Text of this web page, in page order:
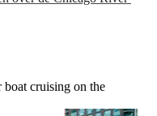
cruising on the